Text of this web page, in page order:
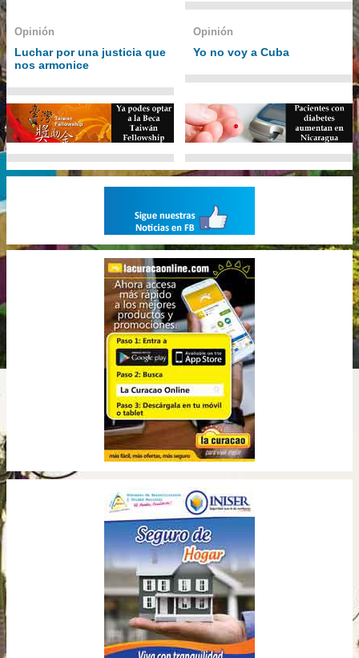
Opinión
Luchar por una justicia que
nos armonice
Opinión
Yo no voy a Cuba